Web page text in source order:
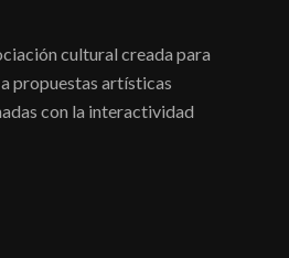
cultural creada para
propuestas artísticas
con la interactividad